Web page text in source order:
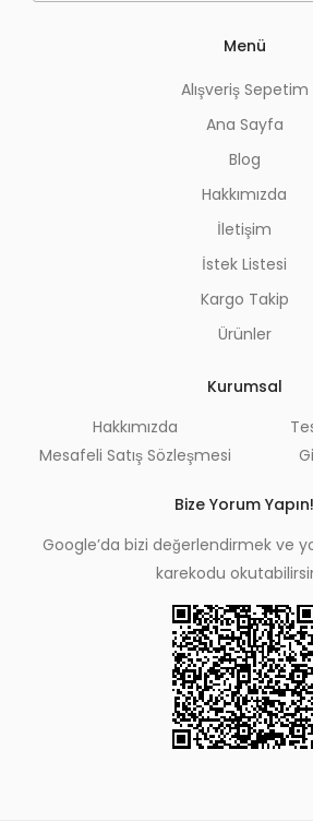
Menü
Alışveriş Sepetim
Ana Sayfa
Blog
Hakkımızda
İletişim
İstek Listesi
Kargo Takip
Ürünler
Kurumsal
Hakkımızda
Mesafeli Satış Sözleşmesi
Bize Yorum Yapın!
Google’da bizi değerlendirmek ve
karekodu